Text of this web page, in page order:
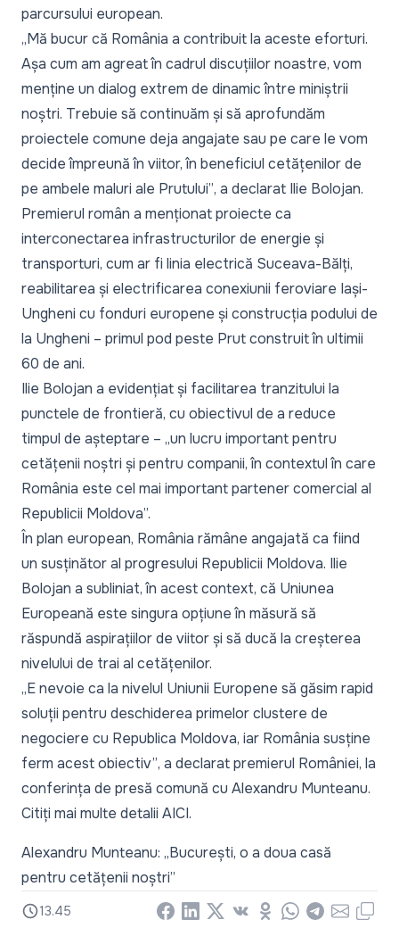
parcursului european.
„Mă bucur că România a contribuit la aceste eforturi.
Așa cum am agreat în cadrul discuțiilor noastre, vom
menține un dialog extrem de dinamic între miniștrii
noștri. Trebuie să continuăm și să aprofundăm
proiectele comune deja angajate sau pe care le vom
decide împreună în viitor, în beneficiul cetățenilor de
pe ambele maluri ale Prutului”, a declarat Ilie Bolojan.
Premierul român a menționat proiecte ca
interconectarea infrastructurilor de energie și
transporturi, cum ar fi linia electrică Suceava-Bălți,
reabilitarea și electrificarea conexiunii feroviare Iași-
Ungheni cu fonduri europene și construcția podului de
la Ungheni – primul pod peste Prut construit în ultimii
60 de ani.
Ilie Bolojan a evidențiat și facilitarea tranzitului la
punctele de frontieră, cu obiectivul de a reduce
timpul de așteptare – „un lucru important pentru
cetățenii noștri și pentru companii, în contextul în care
România este cel mai important partener comercial al
Republicii Moldova”.
În plan european, România rămâne angajată ca fiind
un susținător al progresului Republicii Moldova. Ilie
Bolojan a subliniat, în acest context, că Uniunea
Europeană este singura opțiune în măsură să
răspundă aspirațiilor de viitor și să ducă la creșterea
nivelului de trai al cetățenilor.
„E nevoie ca la nivelul Uniunii Europene să găsim rapid
soluții pentru deschiderea primelor clustere de
negociere cu Republica Moldova, iar România susține
ferm acest obiectiv”, a declarat premierul României, la
conferința de presă comună cu Alexandru Munteanu.
Citiți mai multe detalii AICI.
Alexandru Munteanu: „București, o a doua casă
pentru cetățenii noștri”
13.45 Facebook
LinkedIn
X Vkontakte
Odnoklassniki
WhatsApp
Telegram
EmailCopy